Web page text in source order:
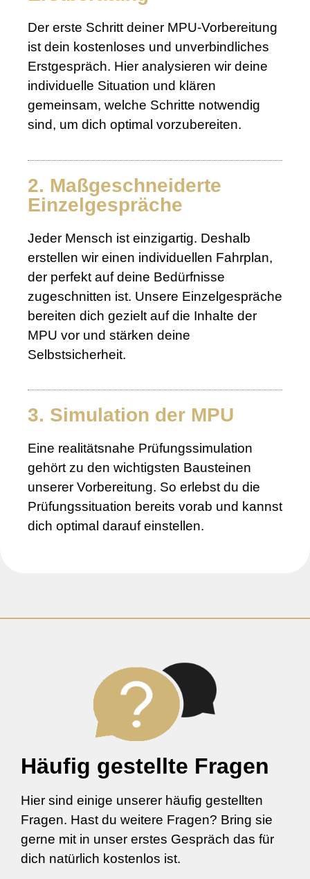
Der erste Schritt deiner MPU-Vorbereitung
ist dein kostenloses und unverbindliches
Erstgespräch. Hier analysieren wir deine
individuelle Situation und klären
gemeinsam, welche Schritte notwendig
sind, um dich optimal vorzubereiten.
2. Maßgeschneiderte
Einzelgespräche
Jeder Mensch ist einzigartig. Deshalb
erstellen wir einen individuellen Fahrplan,
der perfekt auf deine Bedürfnisse
zugeschnitten ist. Unsere Einzelgespräche
bereiten dich gezielt auf die Inhalte der
MPU vor und stärken deine
Selbstsicherheit.
3. Simulation der MPU
Eine realitätsnahe Prüfungssimulation
gehört zu den wichtigsten Bausteinen
unserer Vorbereitung. So erlebst du die
Prüfungssituation bereits vorab und kannst
dich optimal darauf einstellen.
Häufig gestellte Fragen
Hier sind einige unserer häufig gestellten
Fragen. Hast du weitere Fragen? Bring sie
gerne mit in unser erstes Gespräch das für
dich natürlich kostenlos ist.